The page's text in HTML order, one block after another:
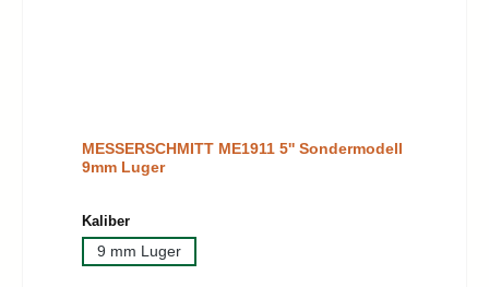
MESSERSCHMITT ME1911 5'' Sondermodell
9mm Luger
Kaliberauswählen
9 mm Luger